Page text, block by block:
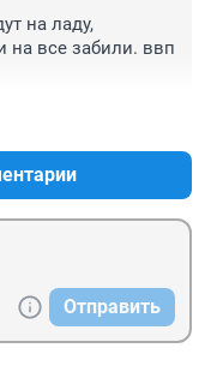
на ладу,
на все забили. ввп
Отправить